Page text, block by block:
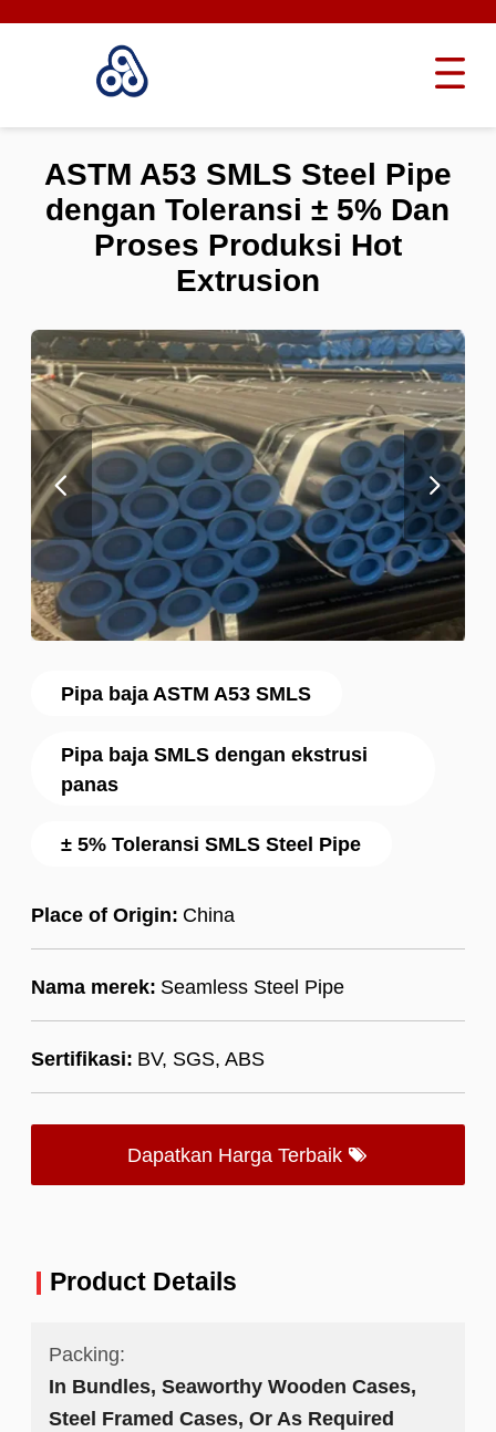
Pipa baja ASTM A53 SMLS
Pipa baja SMLS dengan ekstrusi
panas
± 5% Toleransi SMLS Steel Pipe
Place of Origin: China
Nama merek: Seamless Steel Pipe
Sertifikasi: BV, SGS, ABS
Dapatkan Harga Terbaik
ASTM A53 SMLS Steel Pipe
dengan Toleransi ± 5% Dan
Proses Produksi Hot
Extrusion
Product Details
Packing:
In Bundles, Seaworthy Wooden Cases,
Steel Framed Cases, Or As Required